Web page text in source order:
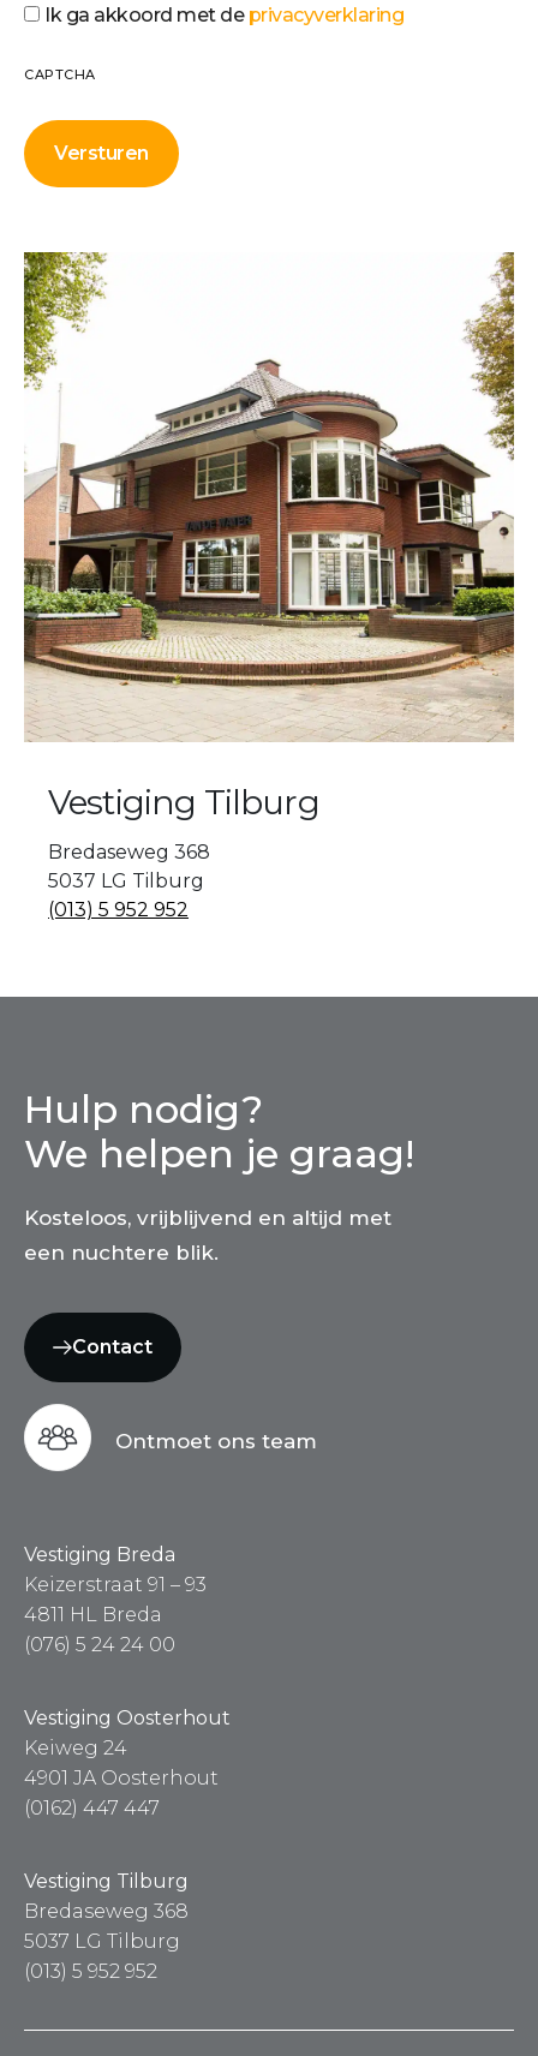
Ik ga akkoord met de privacyverklaring
CAPTCHA
Vestiging Tilburg
Bredaseweg 368
5037 LG Tilburg
(013) 5 952 952
Hulp nodig?
We helpen je graag!
Kosteloos, vrijblijvend en altijd met
een nuchtere blik.
Contact
Ontmoet ons team
Vestiging Breda
Keizerstraat 91 – 93
4811 HL Breda
(076) 5 24 24 00
Vestiging Oosterhout
Keiweg 24
4901 JA Oosterhout
(0162) 447 447
Vestiging Tilburg
Bredaseweg 368
5037 LG Tilburg
(013) 5 952 952